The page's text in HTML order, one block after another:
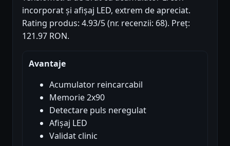
incorporat și afișaj LED, extrem de apreciat.
Rating produs: 4.93/5 (nr. recenzii: 68). Preț:
121.97 RON.
Avantaje
Acumulator reincarcabil
Memorie 2x90
Detectare puls neregulat
Afișaj LED
Validat clinic